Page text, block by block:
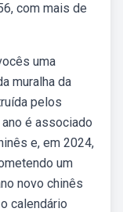
com mais de
uma
muralha da
pelos
é associado
e, em 2024,
um
novo chinês
calendário